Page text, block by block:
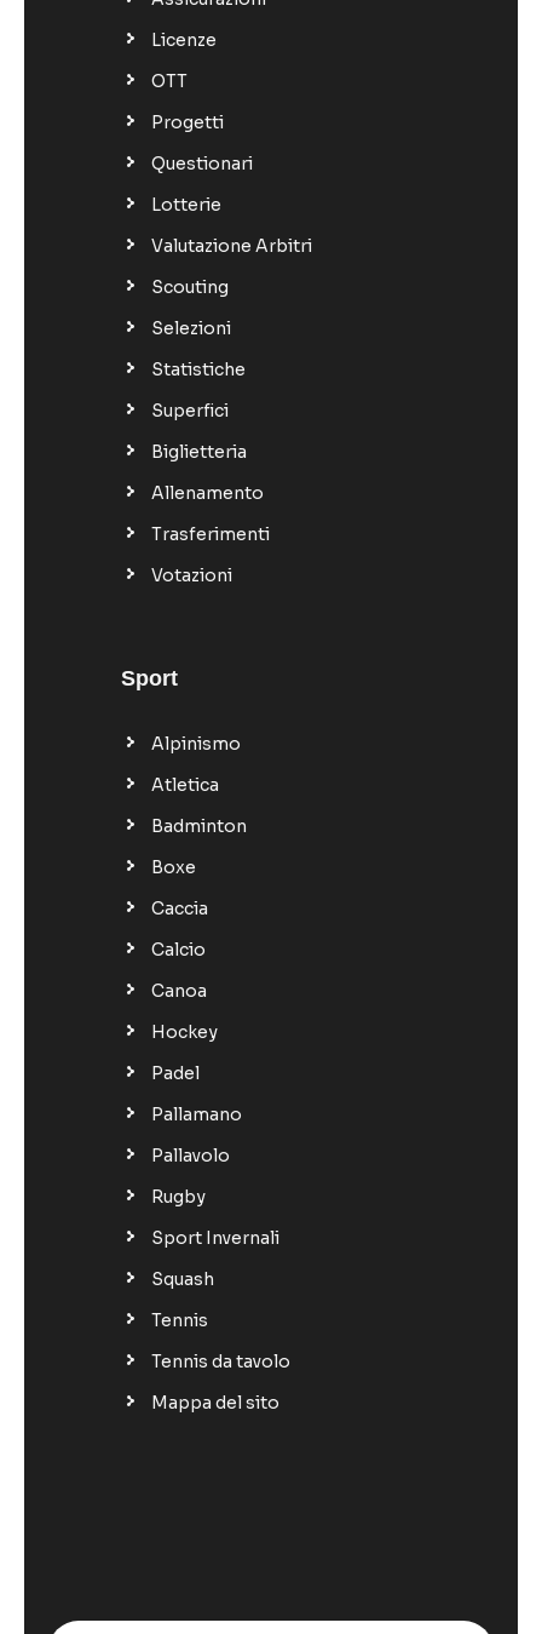
Licenze
OTT
Progetti
Questionari
Lotterie
Valutazione Arbitri
Scouting
Selezioni
Statistiche
Superfici
Biglietteria
Allenamento
Trasferimenti
Votazioni
Sport
Alpinismo
Atletica
Badminton
Boxe
Caccia
Calcio
Canoa
Hockey
Padel
Pallamano
Pallavolo
Rugby
Sport Invernali
Squash
Tennis
Tennis da tavolo
Mappa del sito